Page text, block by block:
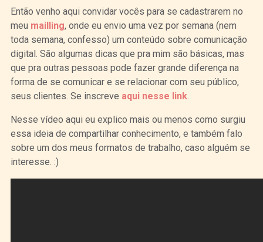
Então venho aqui convidar vocês para se cadastrarem no
meu mailling, onde eu envio uma vez por semana (nem
toda semana, confesso) um conteúdo sobre comunicação
digital. São algumas dicas que pra mim são básicas, mas
que pra outras pessoas pode fazer grande diferença na
forma de se comunicar e se relacionar com seu público,
seus clientes. Se inscreve aqui nesse link.
Nesse vídeo aqui eu explico mais ou menos como surgiu
essa ideia de compartilhar conhecimento, e também falo
sobre um dos meus formatos de trabalho, caso alguém se
interesse. :)